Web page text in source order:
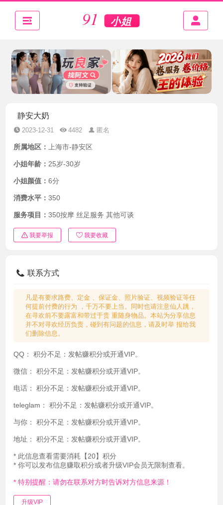
静安大奶
2023-12-31 4482 匿名
所属地区： 上海市-静安区
小姐年龄： 25岁-30岁
小姐颜值： 6分
消费水平： 350
服务项目： 350按摩 丝足服务 其他可谈
我要举报 我要收藏
联系方式
凡是有要求路费、定金 、保证金、照片验证、视频验证等任
何提前付费的行为 ，千万不要上当。同时也请注意仙人跳，
在寻欢前不要露富和带过于贵 重随身物品。本站为分享信息
并不对寻欢经历负责，碰到有问题的信息，请及时举 报给我
们删除信息。
QQ： 积分不足：发帖赚积分或开通VIP。
微信： 积分不足：发帖赚积分或开通VIP。
电话： 积分不足：发帖赚积分或开通VIP。
teleglam： 积分不足：发帖赚积分或开通VIP。
与你： 积分不足：发帖赚积分或开通VIP。
地址： 积分不足：发帖赚积分或开通VIP。
* 此信息查看需要消耗【20】积分
* 你可以发布信息赚取积分或者升级VIP会员无限制查看。
* 特别提醒：请勿在联系对方时告诉对方信息来源！
升级VIP